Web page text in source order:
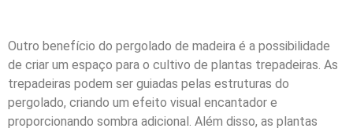
Outro benefício do pergolado de madeira é a possibilidade
de criar um espaço para o cultivo de plantas trepadeiras. As
trepadeiras podem ser guiadas pelas estruturas do
pergolado, criando um efeito visual encantador e
proporcionando sombra adicional. Além disso, as plantas